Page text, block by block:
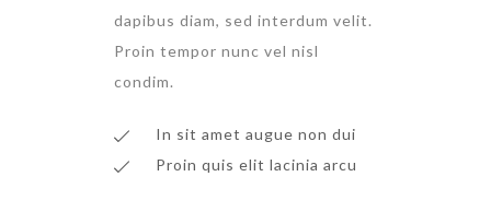
dapibus diam, sed interdum velit.
Proin tempor nunc vel nisl
condim.
In sit amet augue non dui
Proin quis elit lacinia arcu